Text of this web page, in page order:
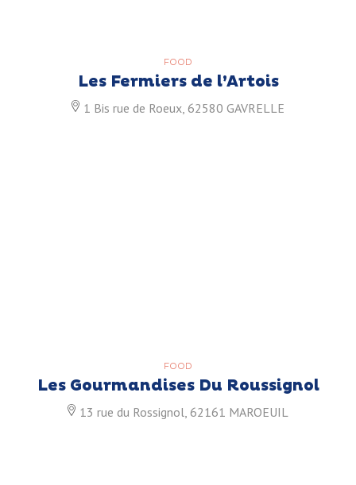
FOOD
Les Fermiers de l’Artois
1 Bis rue de Roeux, 62580 GAVRELLE
FOOD
Les Gourmandises Du Roussignol
13 rue du Rossignol, 62161 MAROEUIL